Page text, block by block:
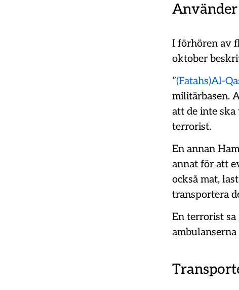
I förhören av
oktober
”(Fatahs)Al-
militärbasen.
att de inte ska
terrorist.
En annan
annat för att
också mat,
transportera
En terrorist sa
ambulanserna